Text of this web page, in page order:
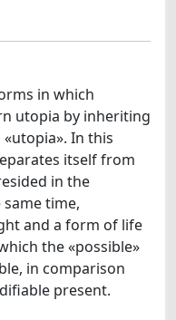
in which
utopia by inheriting
In this
itself from
in the
time,
and a form of life
the «possible»
in comparison
present.